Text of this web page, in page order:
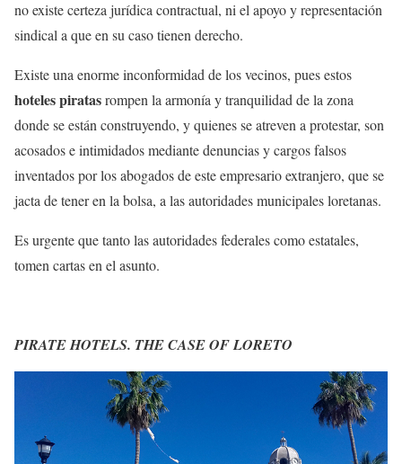
no existe certeza jurídica contractual, ni el apoyo y representación
sindical a que en su caso tienen derecho.
Existe una enorme inconformidad de los vecinos, pues estos
hoteles piratasrompen la armonía y tranquilidad de la zona
donde se están construyendo, y quienes se atreven a protestar, son
acosados e intimidados mediante denuncias y cargos falsos
inventados por los abogados de este empresario extranjero, que se
jacta de tener en la bolsa, a las autoridades municipales loretanas.
Es urgente que tanto las autoridades federales como estatales,
tomen cartas en el asunto.
PIRATE HOTELS. THE CASE OF LORETO